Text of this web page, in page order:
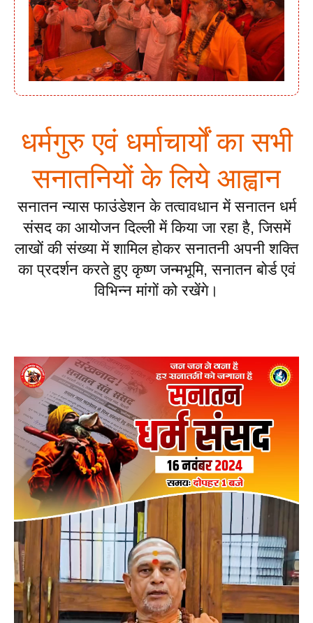
धर्मगुरु एवं धर्माचार्यों का सभी
सनातनियों के लिये आह्वान
सनातन न्यास फाउंडेशन के तत्वावधान में सनातन धर्म
संसद का आयोजन दिल्ली में किया जा रहा है, जिसमें
लाखों की संख्या में शामिल होकर सनातनी अपनी शक्ति
का प्रदर्शन करते हुए कृष्ण जन्मभूमि, सनातन बोर्ड एवं
विभिन्न मांगों को रखेंगे।